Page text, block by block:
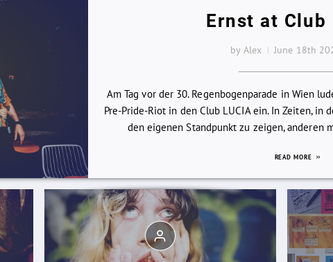
Ernst at Club
by Alex June 18th
Am Tag vor der 30. Regenbogenparade in Wien
Pre-Pride-Riot in den Club LUCIA ein. In Zeiten,
den eigenen Standpunkt zu zeigen, anderen
READ MORE